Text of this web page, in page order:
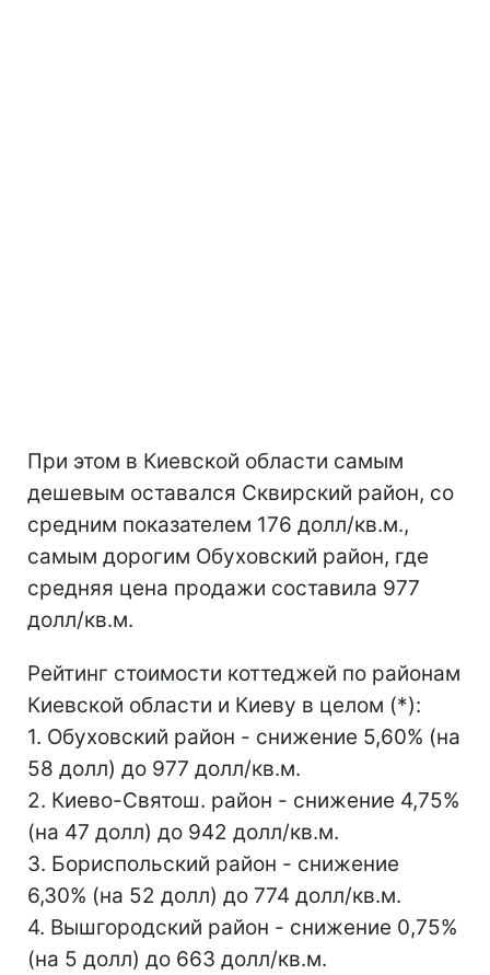
При этом в Киевской области самым
дешевым оставался Сквирский район, со
средним показателем 176 долл/кв.м.,
самым дорогим Обуховский район, где
средняя цена продажи составила 977
долл/кв.м.
Рейтинг стоимости коттеджей по районам
Киевской области и Киеву в целом (*):
1. Обуховский район - снижение 5,60% (на
58 долл) до 977 долл/кв.м.
2. Киево-Святош. район - снижение 4,75%
(на 47 долл) до 942 долл/кв.м.
3. Бориспольский район - снижение
6,30% (на 52 долл) до 774 долл/кв.м.
4. Вышгородский район - снижение 0,75%
(на 5 долл) до 663 долл/кв.м.